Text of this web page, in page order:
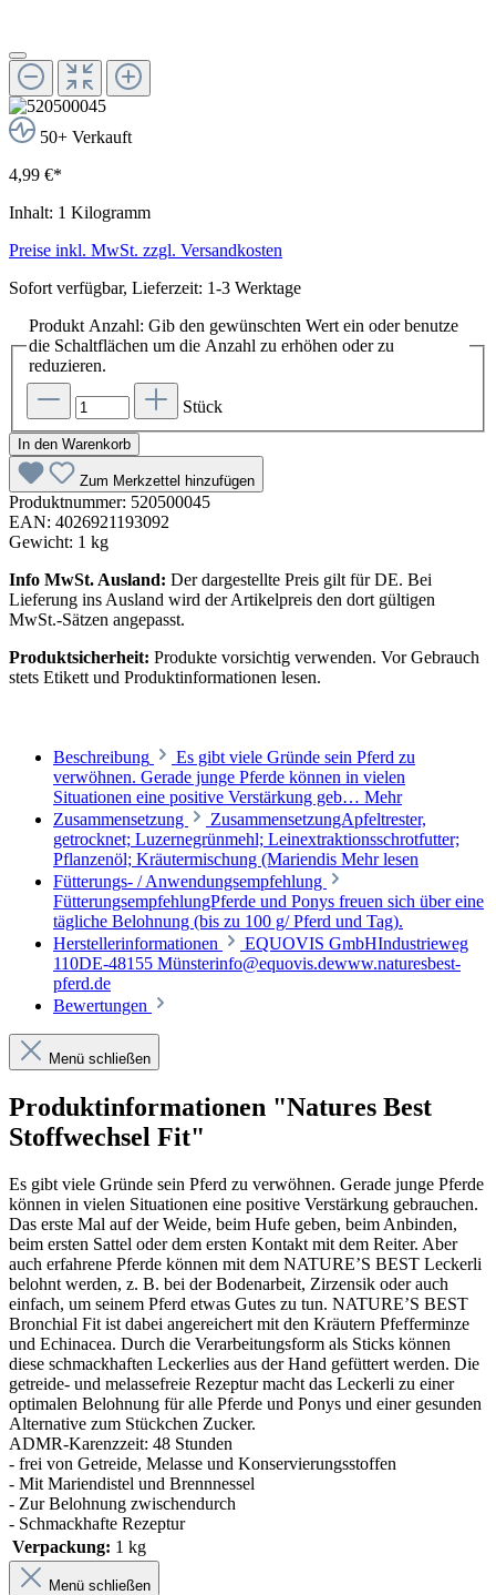
50+ Verkauft
4,99 €*
Inhalt: 1 Kilogramm
Preise inkl. MwSt. zzgl. Versandkosten
Sofort verfügbar, Lieferzeit: 1-3 Werktage
Produkt Anzahl: Gib den gewünschten Wert ein oder benutze
die Schaltflächen um die Anzahl zu erhöhen oder zu
reduzieren.
Stück
In den Warenkorb
Zum Merkzettel hinzufügen
Produktnummer: 520500045
EAN: 4026921193092
Gewicht: 1 kg
Info MwSt. Ausland: Der dargestellte Preis gilt für DE. Bei
Lieferung ins Ausland wird der Artikelpreis den dort gültigen
MwSt.-Sätzen angepasst.
Produktsicherheit: Produkte vorsichtig verwenden. Vor Gebrauch
stets Etikett und Produktinformationen lesen.
Beschreibung
Es gibt viele Gründe sein Pferd zu
verwöhnen. Gerade junge Pferde können in vielen
Situationen eine positive Verstärkung geb… Mehr
Zusammensetzung
ZusammensetzungApfeltrester,
getrocknet; Luzernegrünmehl; Leinextraktionsschrotfutter;
Pflanzenöl; Kräutermischung (Mariendis Mehr lesen
Fütterungs- / Anwendungsempfehlung
FütterungsempfehlungPferde und Ponys freuen sich über eine
tägliche Belohnung (bis zu 100 g/ Pferd und Tag).
Herstellerinformationen
EQUOVIS GmbHIndustrieweg
110DE-48155 Münsterinfo@equovis.dewww.naturesbest-
pferd.de
Bewertungen
Menü schließen
Produktinformationen "Natures Best
Stoffwechsel Fit"
Es gibt viele Gründe sein Pferd zu verwöhnen. Gerade junge Pferde
können in vielen Situationen eine positive Verstärkung gebrauchen.
Das erste Mal auf der Weide, beim Hufe geben, beim Anbinden,
beim ersten Sattel oder dem ersten Kontakt mit dem Reiter. Aber
auch erfahrene Pferde können mit dem NATURE’S BEST Leckerli
belohnt werden, z. B. bei der Bodenarbeit, Zirzensik oder auch
einfach, um seinem Pferd etwas Gutes zu tun. NATURE’S BEST
Bronchial Fit ist dabei angereichert mit den Kräutern Pfefferminze
und Echinacea. Durch die Verarbeitungsform als Sticks können
diese schmackhaften Leckerlies aus der Hand gefüttert werden. Die
getreide- und melassefreie Rezeptur macht das Leckerli zu einer
optimalen Belohnung für alle Pferde und Ponys und einer gesunden
Alternative zum Stückchen Zucker.
ADMR-Karenzzeit: 48 Stunden
- frei von Getreide, Melasse und Konservierungsstoffen
- Mit Mariendistel und Brennnessel
- Zur Belohnung zwischendurch
- Schmackhafte Rezeptur
Verpackung: 1 kg
Menü schließen